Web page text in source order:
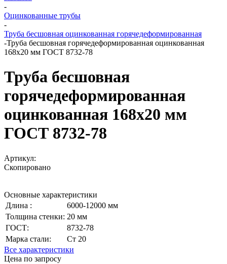
-
Оцинкованные трубы
-
Труба бесшовная оцинкованная горячедеформированная
-Труба бесшовная горячедеформированная оцинкованная
168х20 мм ГОСТ 8732-78
Труба бесшовная
горячедеформированная
оцинкованная 168х20 мм
ГОСТ 8732-78
Артикул:
Скопировано
Основные характеристики
Длина :
6000-12000 мм
Толщина стенки: 20 мм
ГОСТ:
8732-78
Марка стали:
Ст 20
Все характеристики
Цена по запросу